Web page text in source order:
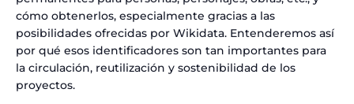
cómo obtenerlos, especialmente gracias a las
posibilidades ofrecidas por Wikidata. Entenderemos así
por qué esos identificadores son tan importantes para
la circulación, reutilización y sostenibilidad de los
proyectos.